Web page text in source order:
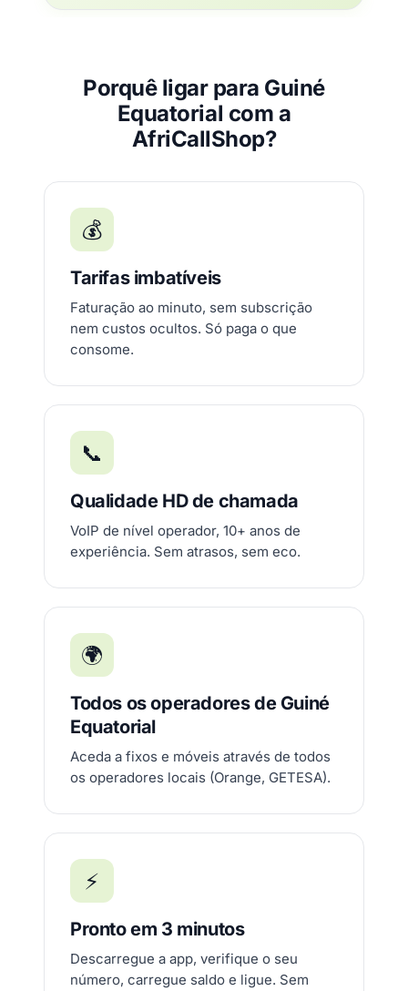
Porquê ligar para Guiné
Equatorial com a
AfriCallShop?
💰
Tarifas imbatíveis
Faturação ao minuto, sem subscrição
nem custos ocultos. Só paga o que
consome.
📞
Qualidade HD de chamada
VoIP de nível operador, 10+ anos de
experiência. Sem atrasos, sem eco.
🌍
Todos os operadores de Guiné
Equatorial
Aceda a fixos e móveis através de todos
os operadores locais (Orange, GETESA).
⚡
Pronto em 3 minutos
Descarregue a app, verifique o seu
número, carregue saldo e ligue. Sem